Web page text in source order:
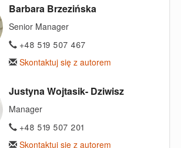
Barbara Brzezińska
Senior Manager
+48 519 507 467
Skontaktuj się z autorem
Justyna Wojtasik- Dziwisz
Manager
+48 519 507 201
Skontaktuj się z autorem